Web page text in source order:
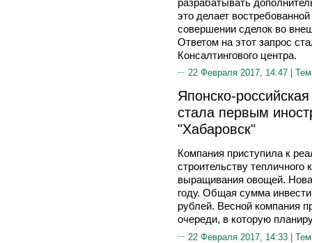
это делает
совершении сделок во
Ответом на этот запрос
Консалтингового центра.
22 Февраля 2017, 14:47 |
Японско-
стала первым
"Хабаровск"
Компания приступила к
строительству тепличного
выращивания овощей.
году. Общая сумма
рублей. Весной компания
очереди, в которую
22 Февраля 2017, 14:33 |